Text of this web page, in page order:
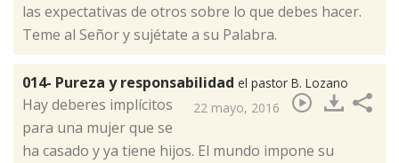
las expectativas de otros sobre lo que debes hacer.
Teme al Señor y sujétate a su Palabra.
014- Pureza y responsabilidad el pastor B. Lozano
22 mayo, 2016
Hay deberes implícitos
para una mujer que se
ha casado y ya tiene hijos. El mundo impone su